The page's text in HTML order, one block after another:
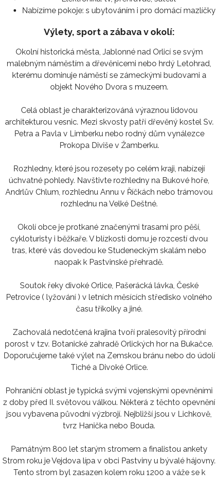
Nabízíme pokoje: s ubytováním i pro domácí mazlíčky
Výlety, sport a zábava v okolí:
Okolní historická města, Jablonné nad Orlicí se svým
malebným náměstím a dřevěnicemi nebo hrdý Letohrad,
kterému dominuje náměstí se zámeckými budovami a
objekt Nového Dvora s muzeem.
Celá oblast je charakterizováná výraznou lidovou
architekturou vesnic. Mezi skvosty patří dřevěný kostel Sv.
Petra a Pavla v Limberku nebo rodný dům vynálezce
Prokopa Diviše v Žamberku.
Rozhledny, které jsou rozesety po celém kraji, nabízejí
úchvatné pohledy. Navštivte rozhledny na Bukové hoře,
Andrlův Chlum, rozhlednu Annu v Říčkách nebo trámovou
rozhlednu na Velké Deštné.
Okolí obce je protkané značenými trasami pro pěší,
cykloturisty i běžkaře. V blízkosti domu je rozcestí dvou
tras, které vás dovedou ke Studeneckým skalám nebo
naopak k Pastvinské přehradě.
Soutok řeky divoké Orlice, Pašerácká lávka, České
Petrovice ( lyžování ) v letních měsících středisko volného
času tříkolky a jiné.
Zachovalá nedotčená krajina tvoří pralesovitý přírodní
porost v tzv. Botanické zahradě Orlických hor na Bukačce.
Doporučujeme také výlet na Zemskou bránu nebo do údolí
Tiché a Divoké Orlice.
Pohraniční oblast je typická svými vojenskými opevněními
z doby před II. světovou válkou. Některá z těchto opevnění
jsou vybavena původní výzbrojí. Nejbližší jsou v Lichkově,
tvrz Hanička nebo Bouda.
Památným 800 let starým stromem a finalistou ankety
Strom roku je Vejdova lípa v obci Pastviny u bývalé hájovny.
Tento strom byl zasazen kolem roku 1200 a váže se k